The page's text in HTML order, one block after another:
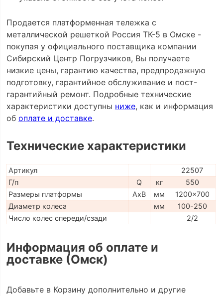
Продается платформенная тележка с
металлической решеткой Россия ТК-5 в Омске -
покупая у официального поставщика компании
Сибирский Центр Погрузчиков, Вы получаете
низкие цены, гарантию качества, предпродажную
подготовку, гарантийное обслуживание и пост-
гарантийный ремонт. Подробные технические
характеристики доступны ниже, как и информация
об оплате и доставке.
Технические характеристики
Артикул
22507
Г/п
Q кг
550
Размеры платформы
AxB мм
1200x700
Диаметр колеса
мм
100-250
Число колес спереди/сзади
2/2
Информация об оплате и
доставке (Омск)
Добавьте в Корзину дополнительно и другие